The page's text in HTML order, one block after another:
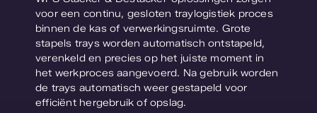
Plantonderzoek
Over WPS
Werken bij
voor een continu, gesloten traylogistiek proces
binnen de kas of verwerkingsruimte. Grote
stapels trays worden automatisch ontstapeld,
verenkeld en precies op het juiste moment in
het werkproces aangevoerd. Na gebruik worden
de trays automatisch weer gestapeld voor
efficiënt hergebruik of opslag.